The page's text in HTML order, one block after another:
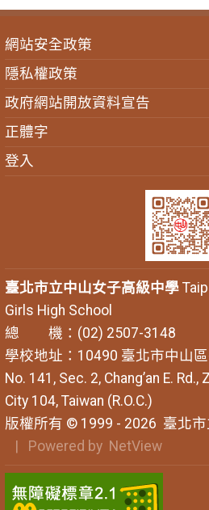
網站安全政策
隱私權政策
政府網站開放資料宣告
正體字
登入
臺北市立中山女子高級中學
Girls High School
總 機：(02) 2507-3148
學校地址：10490 臺北市中山
No. 141, Sec. 2, Chang’an E.
City 104, Taiwan (R.O.C.)
版權所有 © 1999 - 2026 臺北
| Powered by NetView